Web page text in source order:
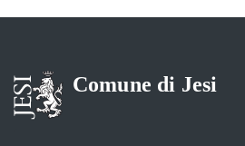
Comune di Jesi